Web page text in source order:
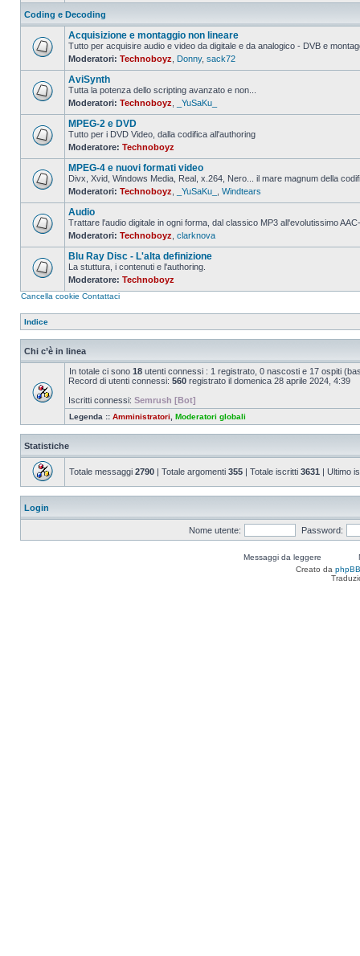
messaggio
da
leggere
Coding e Decoding
Nessun
messaggio
da
leggere
Acquisizione e montaggio non lineare
Tutto per acquisire audio e video da digitale e da analogico - DVB e
Moderatori: Technoboyz Donny, sack72
Nessun
messaggio
da
leggere
AviSynth
Tutta la potenza dello scripting avanzato e non...
Moderatori: Technoboyz _YuSaKu_
Nessun
messaggio
da
leggere
MPEG-2 e DVD
Tutto per i DVD Video, dalla codifica all'authoring
Moderatore: Technoboyz
Nessun
messaggio
da
leggere
MPEG-4 e nuovi formati video
Divx, Xvid, Windows Media, Real, x.264, Nero... il mare magnum della
Moderatori: Technoboyz _YuSaKu_ Windtears
Nessun
messaggio
da
leggere
Audio
Trattare l'audio digitale in ogni forma, dal classico MP3 all'evolutissimo
Moderatori: Technoboyz clarknova
Nessun
messaggio
da
Blu Ray Disc - L'alta definizione
La stuttura, i contenuti e l'authoring.
Moderatore: Technoboyz
Cancella cookie Contattaci
Indice
Chi c’è in linea
In totale ci sono 18 utenti connessi : 1 registrato, 0 nascosti e 17 ospiti
Record di utenti connessi: 560 registrato il domenica 28 aprile 2024, 4:39
Iscritti connessi: Semrush [Bot]
Legenda :: Amministratori Moderatori globali
Statistiche
Totale messaggi 2790 | Totale argomenti 355 | Totale iscritti 3631 | Ultimo
Login
Nome utente: Password:
Messaggi da leggere
Creato da phpBB